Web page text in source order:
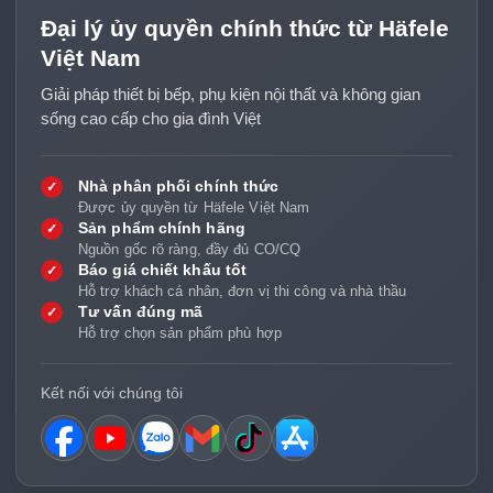
Máy hút mùi Hafele là thiết bị được lắp phía trên khu vực bếp
nấu để hút khói, hơi nóng, mùi thức ăn và dầu mỡ phát sinh
trong quá trình nấu nướng. Tùy từng model và điều kiện lắp
đặt, máy có thể dùng phương án hút xả trực tiếp ra ngoài
Các dòng máy hút mùi Hafele phổ biến
Máy Hút Mùi Hafele Âm Tủ
Máy hút mùi Hafele âm tủ phù hợp với không gian bếp cần
sự gọn gàng, tối ưu diện tích và muốn giấu phần lớn thân
máy trong hệ tủ bếp trên. Đây là lựa chọn phù hợp cho căn
muốn thiết bị hoạt động hiệu quả nhưng không làm rối tổng
thể nội thất.
Máy Hút Mùi Hafele Áp Tường
Đại lý ủy quyền chính thức từ Häfele
Việt Nam
Giải pháp thiết bị bếp, phụ kiện nội thất và không gian
sống cao cấp cho gia đình Việt
✓ Nhà phân phối chính thức
Được ủy quyền từ Häfele Việt Nam
✓ Sản phẩm chính hãng
Nguồn gốc rõ ràng, đầy đủ CO/CQ
✓ Báo giá chiết khấu tốt
Hỗ trợ khách cá nhân, đơn vị thi công và nhà thầu
✓ Tư vấn đúng mã
Hỗ trợ chọn sản phẩm phù hợp
Kết nối với chúng tôi